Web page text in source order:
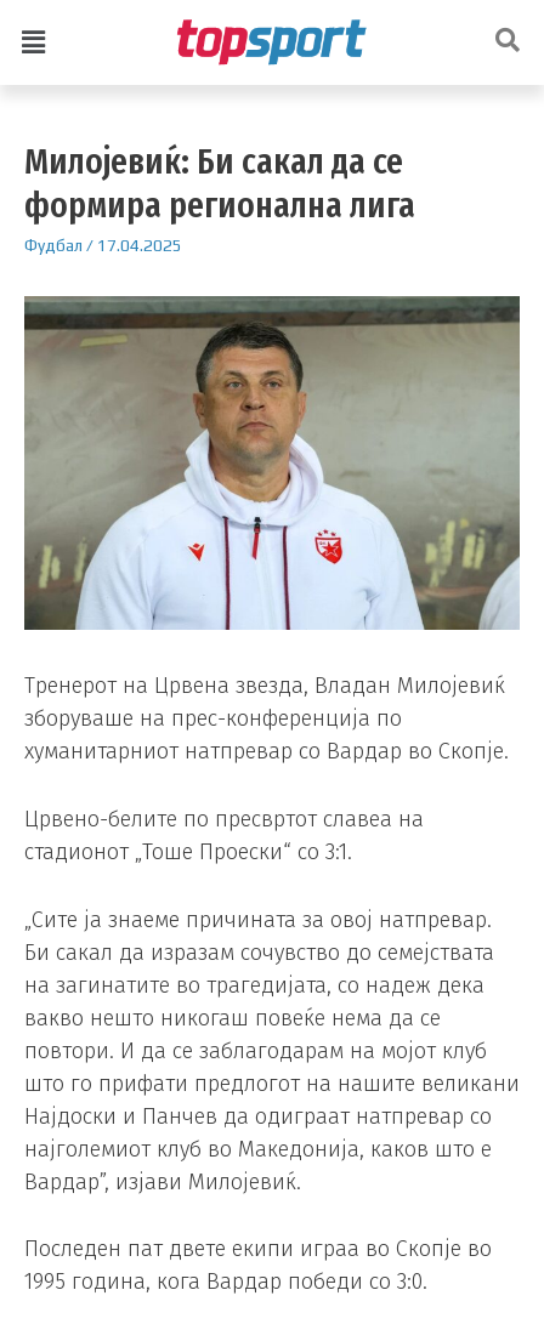
Милојевиќ: Би сакал да се
формира регионална лига
Фудбал / 17.04.2025
Тренерот на Црвена звезда, Владан Милојевиќ
зборуваше на прес-конференција по
хуманитарниот натпревар со Вардар во Скопје.
Црвено-белите по пресвртот славеа на
стадионот „Тоше Проески“ со 3:1.
„Сите ја знаеме причината за овој натпревар.
Би сакал да изразам сочувство до семејствата
на загинатите во трагедијата, со надеж дека
вакво нешто никогаш повеќе нема да се
повтори. И да се заблагодарам на мојот клуб
што го прифати предлогот на нашите великани
Најдоски и Панчев да одиграат натпревар со
најголемиот клуб во Македонија, каков што е
Вардар”, изјави Милојевиќ.
Последен пат двете екипи играа во Скопје во
1995 година, кога Вардар победи со 3:0.